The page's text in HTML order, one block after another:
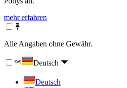
mehr erfahren
Alle Angaben ohne Gewähr.
Deutsch
Deutsch